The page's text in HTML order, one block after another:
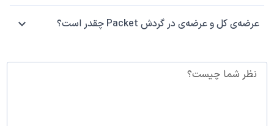
عرضه‌ی کل و عرضه‌ی در گردش Packet چقدر است؟
نظر شما چیست؟